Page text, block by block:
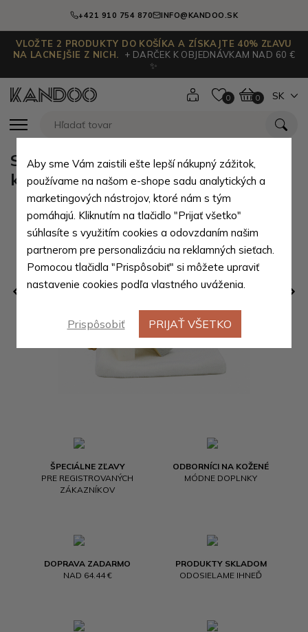
+421 910 754 870 INFO@KANDOO.SK
VLOŽTE 2 PRODUKTY DO KOŠÍKA A ZÍSKAJTE 40% ZĽAVU
NA LACNEJŠIE Z NICH.
+ DARČEK K OBJEDNÁVKAM NAD 60 €
✨
0 0 SK
ŠPECIÁLNE ZĽAVY
PRE REGISTROVANÝCH
ZÁKAZNÍKOV
ODBORNÍCI NA KOŽENÉ
MÓDNE DOPLNKY
DOPRAVA ZADARMO
NAD 64.44 €
PRODUKTY SKLADOM
ODOSIELAME IHNEĎ
Set doplnkov pre starostlivosť o
kabelky Sannie
Aby sme Vám zaistili ešte lepší nákupný zážitok,
používame na našom e-shope sadu analytických a
marketingových nástrojov, ktoré nám s tým
pomáhajú. Kliknutím na tlačidlo "Prijať všetko"
súhlasíte s využitím cookies a odovzdaním našim
partnerom pre personalizáciu na reklamných sieťach.
Pomocou tlačidla "Prispôsobiť" si môžete upraviť
nastavenie cookies podľa vlastného uváženia.
Prispôsobiť PRIJAŤ VŠETKO